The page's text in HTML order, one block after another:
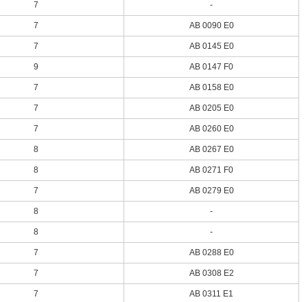
7 -
7 AB 0090 E0
7 AB 0145 E0
9 AB 0147 F0
7 AB 0158 E0
7 AB 0205 E0
7 AB 0260 E0
8 AB 0267 E0
8 AB 0271 F0
7 AB 0279 E0
8 -
8 -
7 AB 0288 E0
7 AB 0308 E2
7 AB 0311 E1